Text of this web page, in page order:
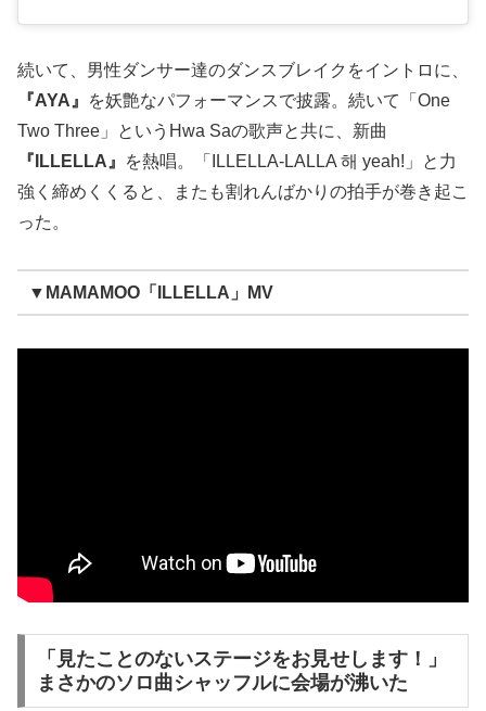
続いて、男性ダンサー達のダンスブレイクをイントロに、
『AYA』
を妖艶なパフォーマンスで披露。続いて「One
Two Three」というHwa Saの歌声と共に、新曲
『ILLELLA』
を熱唱。「ILLELLA-LALLA 해 yeah!」と力
強く締めくくると、またも割れんばかりの拍手が巻き起こ
った。
▼MAMAMOO「ILLELLA」MV
「見たことのないステージをお見せします！」
まさかのソロ曲シャッフルに会場が沸いた